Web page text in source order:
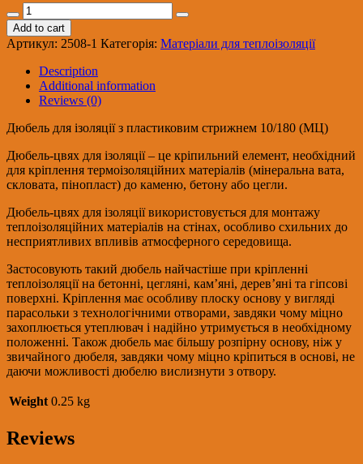
Дюбель
для
ізоляції/
пластмас.прут
10/
180
(МЦ)
quantity
Add to cart
Артикул: 2508-1 Категорія: Матеріали для теплоізоляції
Description
Additional information
Reviews (0)
Дюбель для ізоляції з пластиковим стрижнем 10/180 (МЦ)
Дюбель-цвях для ізоляції – це кріпильний елемент, необхідний
для кріплення термоізоляційних матеріалів (мінеральна вата,
скловата, пінопласт) до каменю, бетону або цегли.
Дюбель-цвях для ізоляції використовується для монтажу
теплоізоляційних матеріалів на стінах, особливо схильних до
несприятливих впливів атмосферного середовища.
Застосовують такий дюбель найчастіше при кріпленні
теплоізоляції на бетонні, цегляні, кам’яні, дерев’яні та гіпсові
поверхні. Кріплення має особливу плоску основу у вигляді
парасольки з технологічними отворами, завдяки чому міцно
захоплюється утеплювач і надійно утримується в необхідному
положенні. Також дюбель має більшу розпірну основу, ніж у
звичайного дюбеля, завдяки чому міцно кріпиться в основі, не
даючи можливості дюбелю вислизнути з отвору.
Weight 0.25 kg
Reviews